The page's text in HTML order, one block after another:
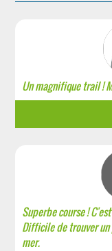
Un magnifique trail !
Superbe course !
Difficile de trouver un
mer.